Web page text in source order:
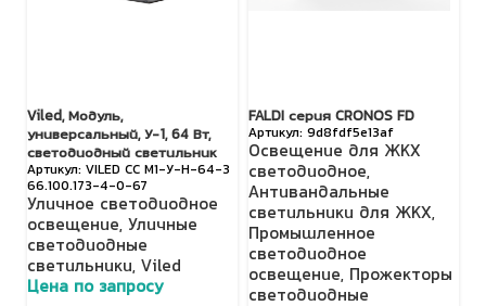
Viled, Модуль,
универсальный, У-1, 64 Вт,
светодиодный светильник
VILED СС М1-У-Н-64-3
66.100.173-4-0-67
Уличное светодиодное
освещение, Уличные
светодиодные
светильники, Viled
Цена по запросу
FALDI серия CRONOS FD
9d8fdf5e13af
Освещение для ЖКХ
светодиодное,
Антивандальные
светильники для ЖКХ,
Промышленное
светодиодное
освещение, Прожекторы
светодиодные